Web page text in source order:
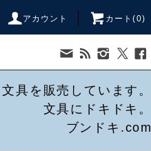
アカウント カート(0)
具を販売しています。
文具にドキドキ。
ブンドキ.com